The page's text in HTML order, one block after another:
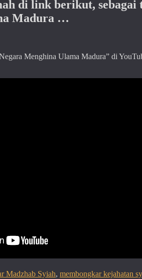
di link berikut, sebagai
Madura …
Menghina Ulama Madura” di
Madzhab Syiah, membongkar kejahatan